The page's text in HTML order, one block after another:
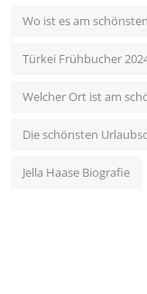
Wo ist es am
Türkei Frühbucher
Welcher Ort ist am
Die schönsten
Jella Haase Biografie